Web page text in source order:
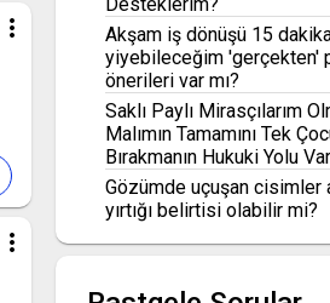
more_vert
more_vert
Akşam iş dönüşü 15
yiyebileceğim 'gerçekten'
önerileri var mı?
Saklı Paylı Mirasçılarım
Malımın Tamamını Tek
Bırakmanın Hukuki Yolu
Gözümde uçuşan cisimler
yırtığı belirtisi olabilir mi?